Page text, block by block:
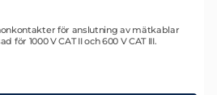
för anslutning av mätkablar
för 1000 V CAT II och 600 V CAT III.